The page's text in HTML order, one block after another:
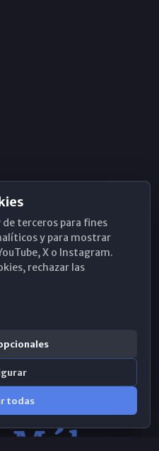
terceros para fines
y para mostrar
X o Instagram.
rechazar las
todas